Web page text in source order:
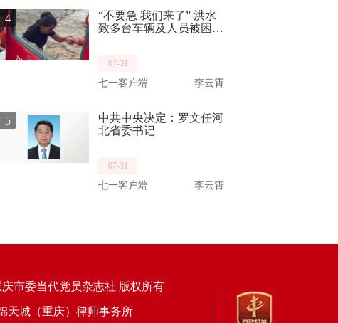
4
“不要急 我们来了” 洪水
致多台车辆及人员被困
07-31
七一客户端 李云霄
5
中共中央决定：罗文任河
北省委书记
07-31
七一客户端 李云霄
市委当代党员杂志社 版权所有
天城（重庆）律师事务所